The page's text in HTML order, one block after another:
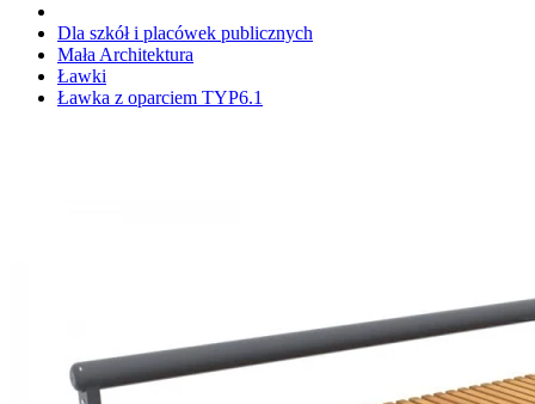
Dla szkół i placówek publicznych
Mała Architektura
Ławki
Ławka z oparciem TYP6.1